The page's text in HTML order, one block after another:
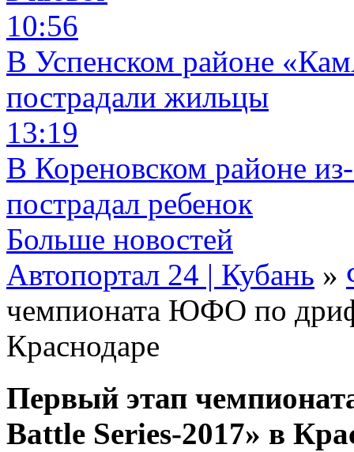
10:56
В Успенском районе
пострадали жильцы
13:19
В Кореновском районе
пострадал ребенок
Больше новостей
Автопортал 24 | Кубань »
чемпионата ЮФО по
Краснодаре
Первый этап
Battle Series-2017» в